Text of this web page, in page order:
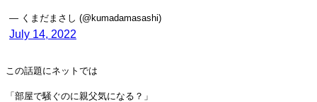
— くまだまさし (@kumadamasashi)
July 14, 2022
この話題にネットでは
「部屋で騒ぐのに親父気になる？」